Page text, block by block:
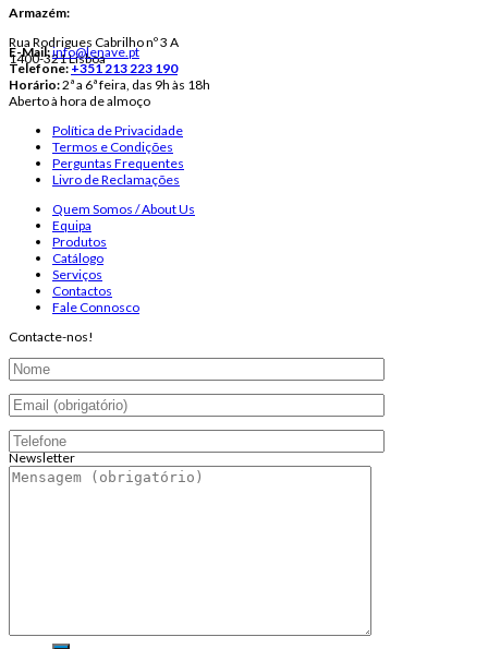
Armazém:
Rua Rodrigues Cabrilho nº 3 A
1400-321 Lisboa
E-Mail:info@lenave.pt
Telefone:+351 213 223 190
Horário:2ª a 6ª feira, das 9h às 18h
Aberto à hora de almoço
Política de Privacidade
Termos e Condições
Perguntas Frequentes
Livro de Reclamações
Quem Somos / About Us
Equipa
Produtos
Catálogo
Serviços
Contactos
Fale Connosco
Contacte-nos!
Newsletter
Endereço de email: